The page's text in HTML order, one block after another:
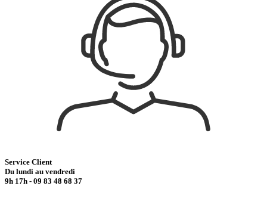
Service Client
Du lundi au vendredi
9h 17h - 09 83 48 68 37